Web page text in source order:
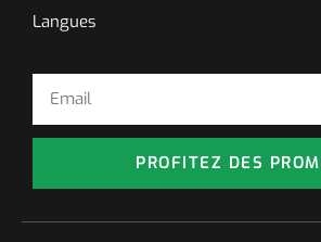
Langues
PROFITEZ DES